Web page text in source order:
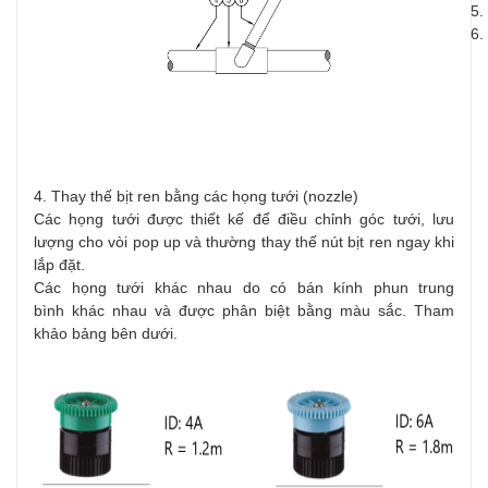
5.
6.
4. Thay thế bịt ren bằng các họng tưới (nozzle)
Các họng tưới được thiết kế để điều chỉnh góc tưới, lưu
lượng cho vòi pop up và thường thay thế nút bịt ren ngay khi
lắp đặt.
Các họng tưới khác nhau do có bán kính phun trung
bình khác nhau và được phân biệt bằng màu sắc. Tham
khảo bảng bên dưới.